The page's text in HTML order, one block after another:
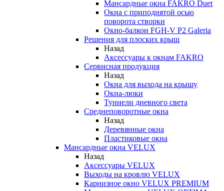
Мансардные окна FAKRO Duet
Окна с приподнятой осью
поворота створки
Окно-балкон FGH-V P2 Galeria
Решения для плоских крыш
Назад
Аксессуары к окнам FAKRO
Сервисная продукция
Назад
Окна для выхода на крышу
Окна-люки
Туннели дневного света
Среднеповоротные окна
Назад
Деревянные окна
Пластиковые окна
Мансардные окна VELUX
Назад
Аксессуары VELUX
Выходы на кровлю VELUX
Карнизное окно VELUX PREMIUM